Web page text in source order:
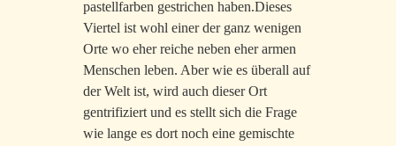
pastellfarben gestrichen haben.Dieses
Viertel ist wohl einer der ganz wenigen
Orte wo eher reiche neben eher armen
Menschen leben. Aber wie es überall auf
der Welt ist, wird auch dieser Ort
gentrifiziert und es stellt sich die Frage
wie lange es dort noch eine gemischte